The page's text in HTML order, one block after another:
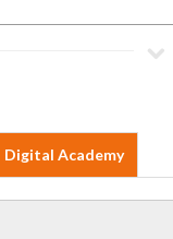
Digital Academy